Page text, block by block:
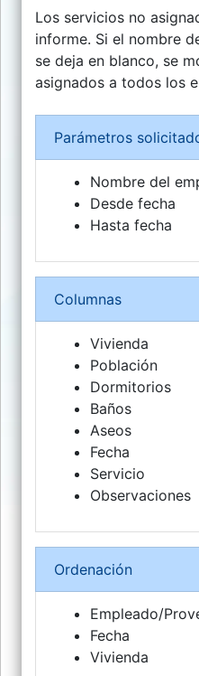
Los servicios no
informe. Si el nombre
se deja en blanco, se
asignados a todos los
Parámetros
Nombre del
Desde fecha
Hasta fecha
Columnas
Vivienda
Población
Dormitorios
Baños
Aseos
Fecha
Servicio
Observaciones
Ordenación
Empleado/
Fecha
Vivienda